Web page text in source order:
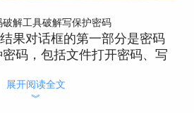
破解工具破解写保护密码
果对话框的第一部分是密码
码，包括文件打开密码、写
表密码。如果成功破解的密码
展开阅读全文
︾